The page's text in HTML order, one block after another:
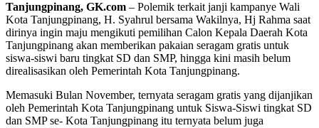
Tanjungpinang, GK.com – Polemik terkait janji kampanye Wali
Kota Tanjungpinang, H. Syahrul bersama Wakilnya, Hj Rahma saat
dirinya ingin maju mengikuti pemilihan Calon Kepala Daerah Kota
Tanjungpinang akan memberikan pakaian seragam gratis untuk
siswa-siswi baru tingkat SD dan SMP, hingga kini masih belum
direalisasikan oleh Pemerintah Kota Tanjungpinang.
Memasuki Bulan November, ternyata seragam gratis yang dijanjikan
oleh Pemerintah Kota Tanjungpinang untuk Siswa-Siswi tingkat SD
dan SMP se- Kota Tanjungpinang itu ternyata belum juga